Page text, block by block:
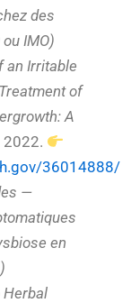
des
IMO)
an Irritable
of
A
2022.
36014888/
—
en
Herbal